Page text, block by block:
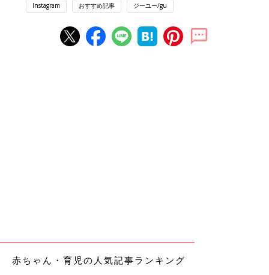
人気
Instagram おすすめ記事 ジーユー/gu
赤ちゃん・育児の人気記事ランキング